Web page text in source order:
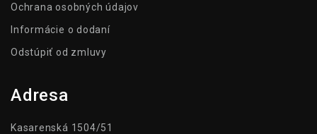
Ochrana osobných údajov
Informácie o dodaní
Odstúpiť od zmluvy
Adresa
Kasarenská 1504/51